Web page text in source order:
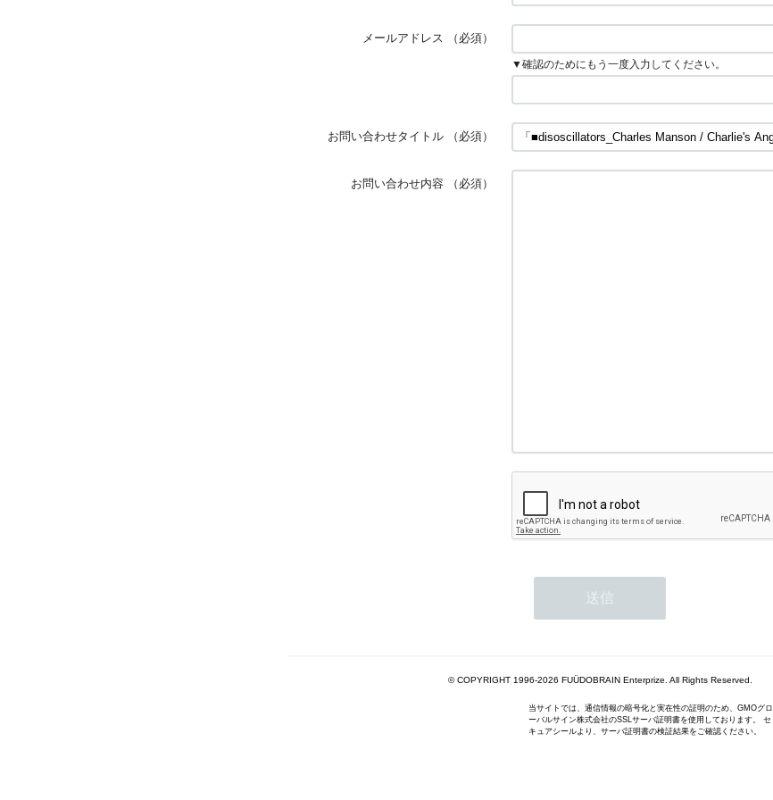
メールアドレス （必須）
▼確認のためにもう一度入力してください。
お問い合わせタイトル （必須）
お問い合わせ内容 （必須）
© COPYRIGHT 1996-2026 FUÜDOBRAIN Enterprize. All Rights Reserved.
当サイトでは、通信情報の暗号化と実在性の証明のため、GMOグロ
ーバルサイン株式会社のSSLサーバ証明書を使用しております。 セ
キュアシールより、サーバ証明書の検証結果をご確認ください。